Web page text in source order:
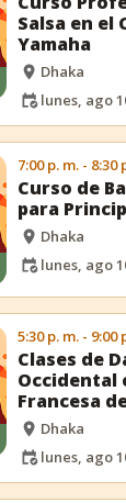
Salsa en el
Yamaha
Dhaka
lunes, ago
7:00 p. m. - 8:30
Curso de
para
Dhaka
lunes, ago
5:30 p. m. - 9:00
Clases de
Occidental
Francesa
Dhaka
lunes, ago